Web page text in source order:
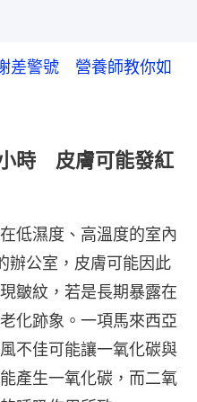
差警號 營養師教你如
時 皮膚可能發紅
低濕度、高溫度的室內
辦公室，皮膚可能因此
皺紋，若是長期暴露在
化跡象。一項馬來西亞
不佳可能讓一氧化碳與
產生一氧化碳，而二氧